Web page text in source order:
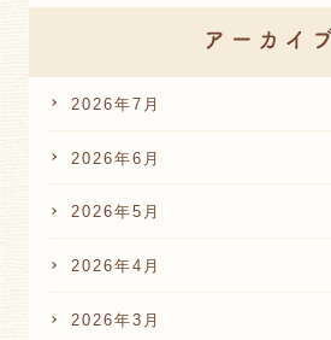
2026年7月
2026年6月
2026年5月
2026年4月
2026年3月